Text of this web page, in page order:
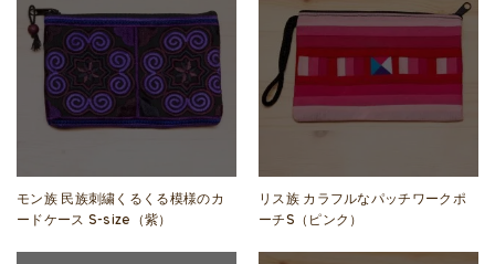
モン族 民族刺繍くるくる模様のカ
ードケース S-size（紫）
リス族 カラフルなパッチワークポ
ーチS（ピンク）